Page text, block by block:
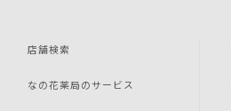
店舗検索
なの花薬局のサービス